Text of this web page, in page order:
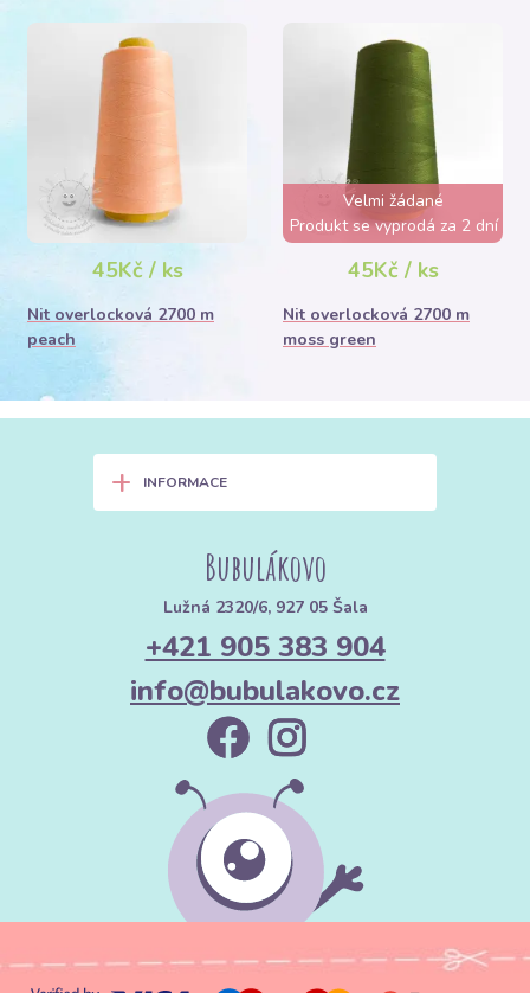
45Kč / ks
Nit overlocková 2700 m
peach
Velmi žádané
Produkt se vyprodá za 2 dní
45Kč / ks
Nit overlocková 2700 m
moss green
+ INFORMACE
Bubulákovo
Lužná 2320/6, 927 05 Šala
+421 905 383 904
info@bubulakovo.cz